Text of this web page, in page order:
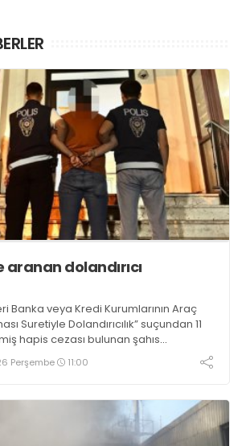
aranan dolandırıcı
Banka veya Kredi Kurumlarının Araç
Suretiyle Dolandırıcılık” suçundan 11
hapis cezası bulunan şahıs
Perşembe 11:00